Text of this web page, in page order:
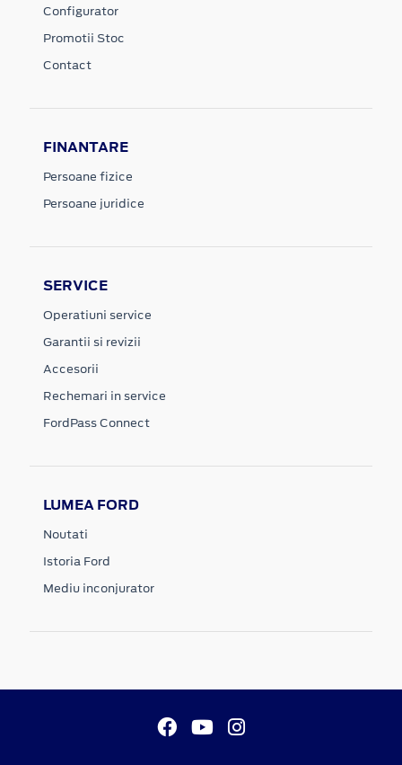
Configurator
Promotii Stoc
Contact
FINANTARE
Persoane fizice
Persoane juridice
SERVICE
Operatiuni service
Garantii si revizii
Accesorii
Rechemari in service
FordPass Connect
LUMEA FORD
Noutati
Istoria Ford
Mediu inconjurator